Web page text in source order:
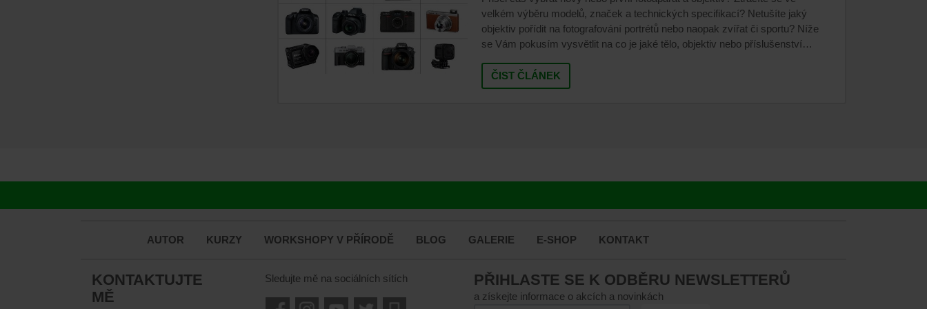
velkém výběru modelů, značek a technických specifikací? Netušíte jaký
objektiv pořídit na fotografování portrétů nebo naopak zvířat či sportu? Níže
se Vám pokusím vysvětlit na co je jaké tělo, objektiv nebo příslušenství…
ČIST ČLÁNEK
AUTOR KURZY WORKSHOPY V PŘÍRODĚ BLOG GALERIE E-SHOP KONTAKT
KONTAKTUJTE
MĚ
Sledujte mě na sociálních sítích PŘIHLASTE SE K ODBĚRU NEWSLETTERŮ
a získejte informace o akcích a novinkách